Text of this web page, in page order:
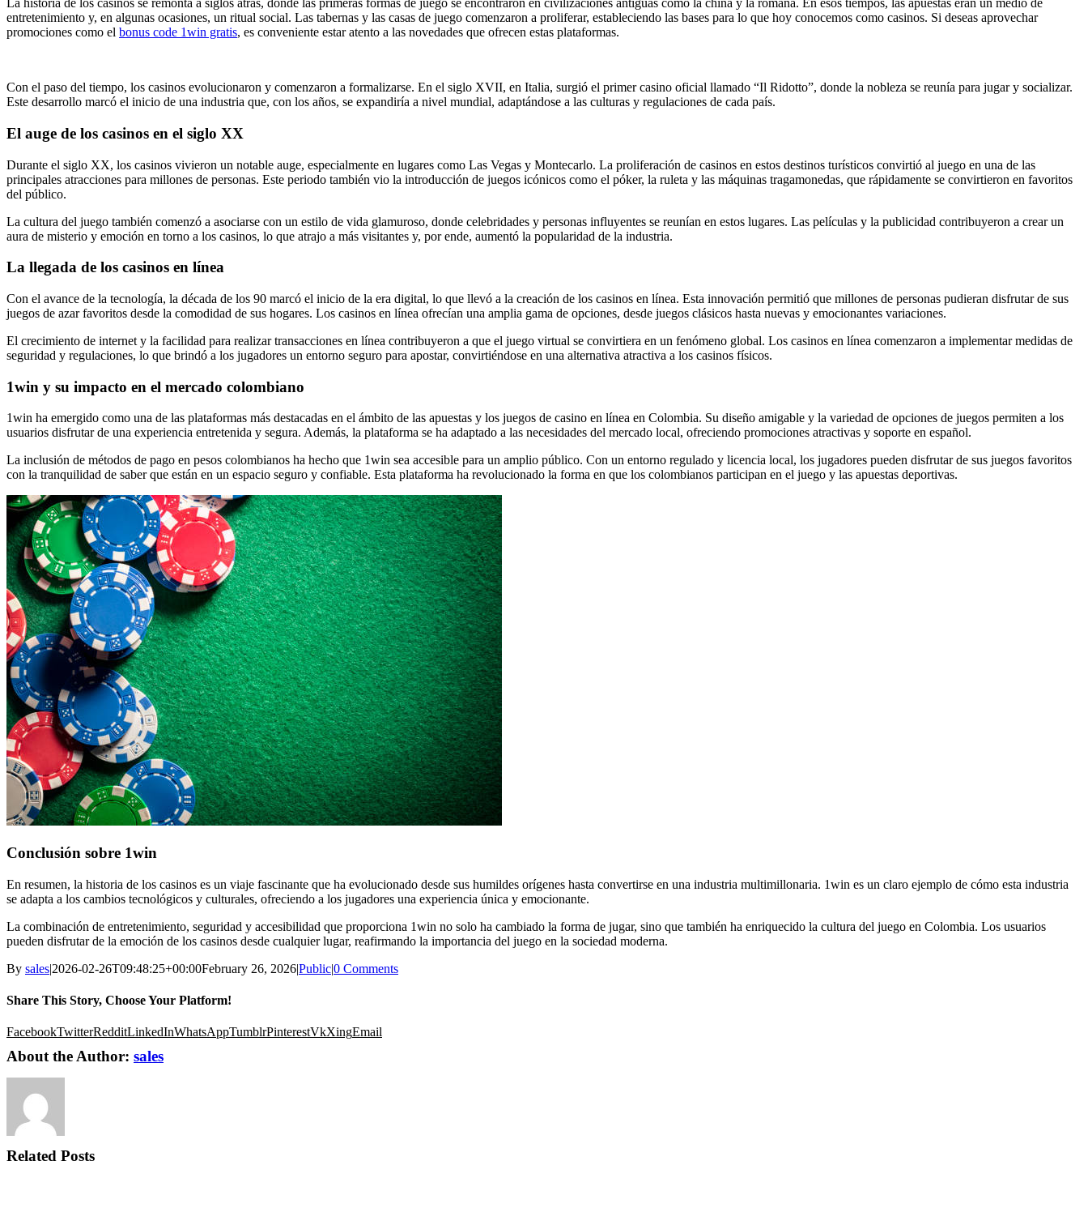
La historia de los casinos se remonta a siglos atrás, donde las primeras formas de juego se encontraron en civilizaciones antiguas como la china y la romana. En esos tiempos, las apuestas eran un medio de
entretenimiento y, en algunas ocasiones, un ritual social. Las tabernas y las casas de juego comenzaron a proliferar, estableciendo las bases para lo que hoy conocemos como casinos. Si deseas aprovechar
promociones como el bonus code 1win gratis, es conveniente estar atento a las novedades que ofrecen estas plataformas.
Con el paso del tiempo, los casinos evolucionaron y comenzaron a formalizarse. En el siglo XVII, en Italia, surgió el primer casino oficial llamado “Il Ridotto”, donde la nobleza se reunía para jugar y socializar.
Este desarrollo marcó el inicio de una industria que, con los años, se expandiría a nivel mundial, adaptándose a las culturas y regulaciones de cada país.
El auge de los casinos en el siglo XX
Durante el siglo XX, los casinos vivieron un notable auge, especialmente en lugares como Las Vegas y Montecarlo. La proliferación de casinos en estos destinos turísticos convirtió al juego en una de las
principales atracciones para millones de personas. Este periodo también vio la introducción de juegos icónicos como el póker, la ruleta y las máquinas tragamonedas, que rápidamente se convirtieron en favoritos
del público.
La cultura del juego también comenzó a asociarse con un estilo de vida glamuroso, donde celebridades y personas influyentes se reunían en estos lugares. Las películas y la publicidad contribuyeron a crear un
aura de misterio y emoción en torno a los casinos, lo que atrajo a más visitantes y, por ende, aumentó la popularidad de la industria.
La llegada de los casinos en línea
Con el avance de la tecnología, la década de los 90 marcó el inicio de la era digital, lo que llevó a la creación de los casinos en línea. Esta innovación permitió que millones de personas pudieran disfrutar de sus
juegos de azar favoritos desde la comodidad de sus hogares. Los casinos en línea ofrecían una amplia gama de opciones, desde juegos clásicos hasta nuevas y emocionantes variaciones.
El crecimiento de internet y la facilidad para realizar transacciones en línea contribuyeron a que el juego virtual se convirtiera en un fenómeno global. Los casinos en línea comenzaron a implementar medidas de
seguridad y regulaciones, lo que brindó a los jugadores un entorno seguro para apostar, convirtiéndose en una alternativa atractiva a los casinos físicos.
1win y su impacto en el mercado colombiano
1win ha emergido como una de las plataformas más destacadas en el ámbito de las apuestas y los juegos de casino en línea en Colombia. Su diseño amigable y la variedad de opciones de juegos permiten a los
usuarios disfrutar de una experiencia entretenida y segura. Además, la plataforma se ha adaptado a las necesidades del mercado local, ofreciendo promociones atractivas y soporte en español.
La inclusión de métodos de pago en pesos colombianos ha hecho que 1win sea accesible para un amplio público. Con un entorno regulado y licencia local, los jugadores pueden disfrutar de sus juegos favoritos
con la tranquilidad de saber que están en un espacio seguro y confiable. Esta plataforma ha revolucionado la forma en que los colombianos participan en el juego y las apuestas deportivas.
Conclusión sobre 1win
En resumen, la historia de los casinos es un viaje fascinante que ha evolucionado desde sus humildes orígenes hasta convertirse en una industria multimillonaria. 1win es un claro ejemplo de cómo esta industria
se adapta a los cambios tecnológicos y culturales, ofreciendo a los jugadores una experiencia única y emocionante.
La combinación de entretenimiento, seguridad y accesibilidad que proporciona 1win no solo ha cambiado la forma de jugar, sino que también ha enriquecido la cultura del juego en Colombia. Los usuarios
pueden disfrutar de la emoción de los casinos desde cualquier lugar, reafirmando la importancia del juego en la sociedad moderna.
By sales|2026-02-26T09:48:25+00:00February 26, 2026|Public|0 Comments
Share This Story, Choose Your Platform!
FacebookTwitterRedditLinkedInWhatsAppTumblrPinterestVkXingEmail
About the Author: sales
Related Posts